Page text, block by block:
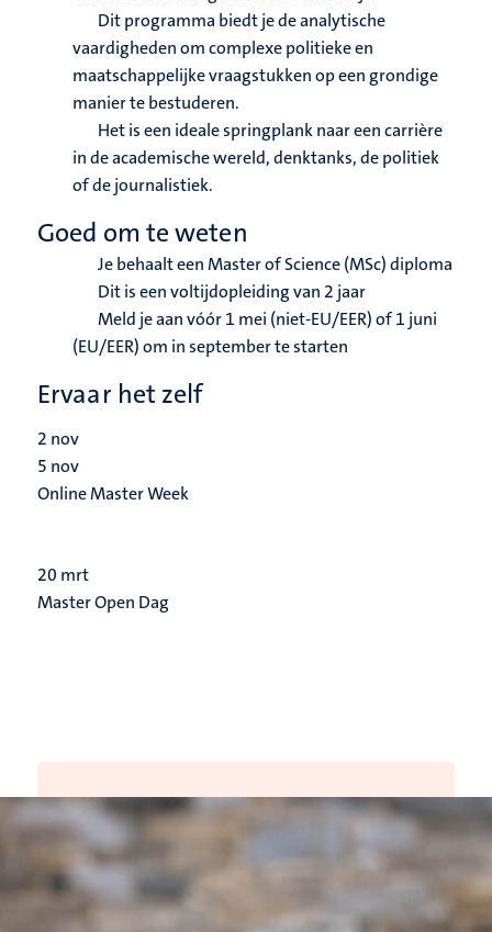
Dit programma biedt je de analytische
vaardigheden om complexe politieke en
maatschappelijke vraagstukken op een grondige
manier te bestuderen.
Het is een ideale springplank naar een carrière
in de academische wereld, denktanks, de politiek
of de journalistiek.
Goed om te weten
Je behaalt een Master of Science (MSc) diploma
Dit is een voltijdopleiding van 2 jaar
Meld je aan vóór 1 mei (niet-EU/EER) of 1 juni
(EU/EER) om in september te starten
Ervaar het zelf
2 nov
5 nov
Online Master Week
20 mrt
Master Open Dag